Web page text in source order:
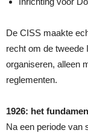
De CISS maakte
recht om de tweede
organiseren, alleen
reglementen.
1926: het
Na een periode van